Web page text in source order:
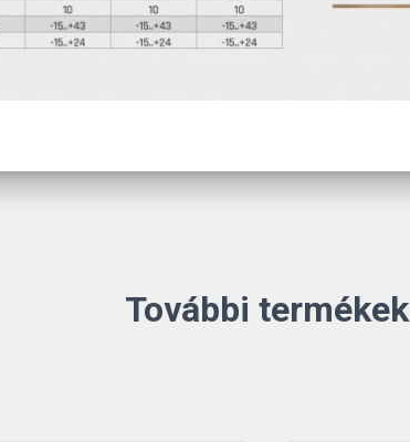
További termékek